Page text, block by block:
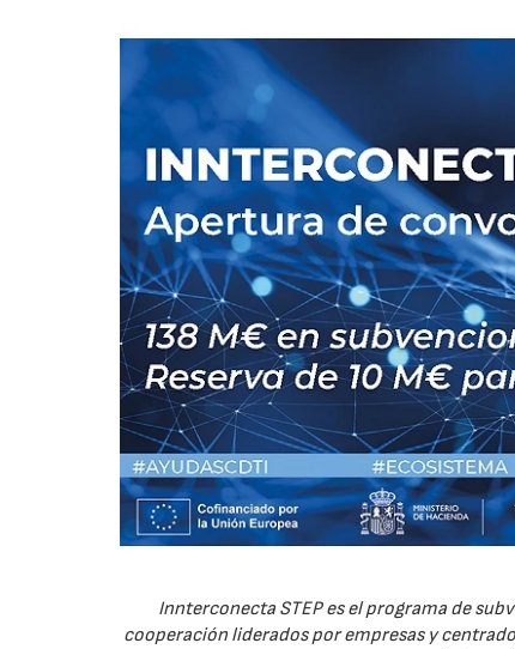
Innterconecta STEP es el programa de
cooperación liderados por empresas y